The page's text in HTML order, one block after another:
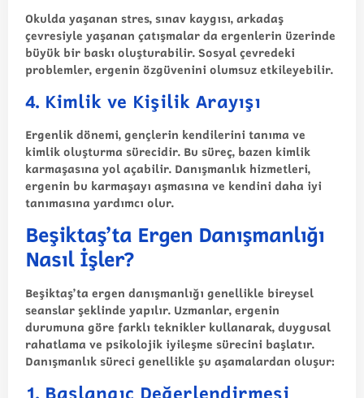
Okulda yaşanan stres, sınav kaygısı, arkadaş
çevresiyle yaşanan çatışmalar da ergenlerin üzerinde
büyük bir baskı oluşturabilir. Sosyal çevredeki
problemler, ergenin özgüvenini olumsuz etkileyebilir.
4. Kimlik ve Kişilik Arayışı
Ergenlik dönemi, gençlerin kendilerini tanıma ve
kimlik oluşturma sürecidir. Bu süreç, bazen kimlik
karmaşasına yol açabilir. Danışmanlık hizmetleri,
ergenin bu karmaşayı aşmasına ve kendini daha iyi
tanımasına yardımcı olur.
Beşiktaş’ta Ergen Danışmanlığı
Nasıl İşler?
Beşiktaş’ta ergen danışmanlığı genellikle bireysel
seanslar şeklinde yapılır. Uzmanlar, ergenin
durumuna göre farklı teknikler kullanarak, duygusal
rahatlama ve psikolojik iyileşme sürecini başlatır.
Danışmanlık süreci genellikle şu aşamalardan oluşur:
1. Başlangıç Değerlendirmesi